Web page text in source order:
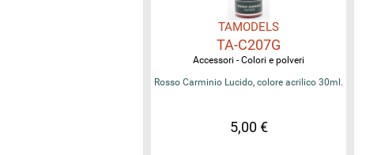
TAMODELS
TA-C207G
Accessori - Colori e polveri
Rosso Carminio Lucido, colore acrilico 30ml.
5,00 €